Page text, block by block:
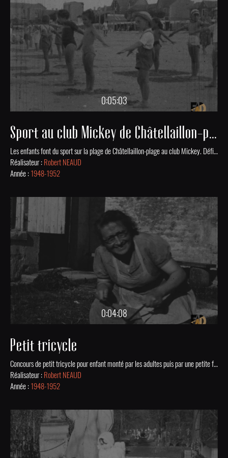
0:05:03
Sport au club Mickey de Châtellaillon-plage
Les enfants font du sport sur la plage de Châtellaillon-plage au club Mickey. Défilé d'un mariage dans une rue de village. Mis en ligne grâce au soutien financier de la DRAC Nouvelle-Aquitaine.
Réalisateur : Robert NEAUD
Année : 1948-1952
0:04:08
Petit tricycle
Concours de petit tricycle pour enfant monté par les adultes puis par une petite fille. La petite fille est transportée avec le chien dans une brouette. Promeneurs en tenues élégantes dans un parc à Paris. Une petite fille tente de faire rentrer un veau dans l'étable. Procession religieuse à St Mard avec un abbé. Numérisé et mis en ligne grâce au soutien financier de la DRAC Nouvelle-Aquitaine.
Réalisateur : Robert NEAUD
Année : 1948-1952